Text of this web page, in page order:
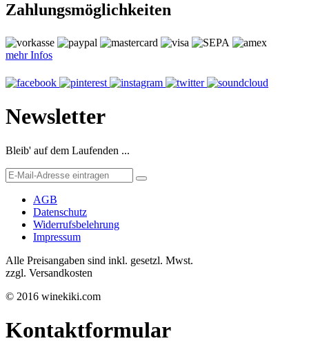
Zahlungsmöglichkeiten
mehr Infos
Newsletter
Bleib' auf dem Laufenden ...
AGB
Datenschutz
Widerrufsbelehrung
Impressum
Alle Preisangaben sind inkl. gesetzl. Mwst.
zzgl. Versandkosten
© 2016 winekiki.com
Kontaktformular